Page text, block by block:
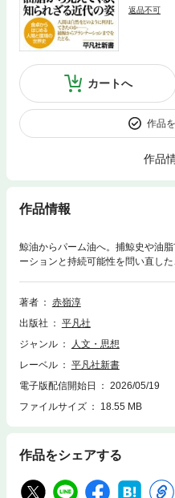
返品不可
カートへ
作品
作品
作品情報
鯨油からパーム油へ。捕鯨史や油
ーションと持続可能性を問い直し
著者
赤嶺淳
出版社
平凡社
ジャンル
人文・思想
レーベル
平凡社新書
電子版配信開始日
2026/05/19
ファイルサイズ
18.55 MB
作品をシェアする